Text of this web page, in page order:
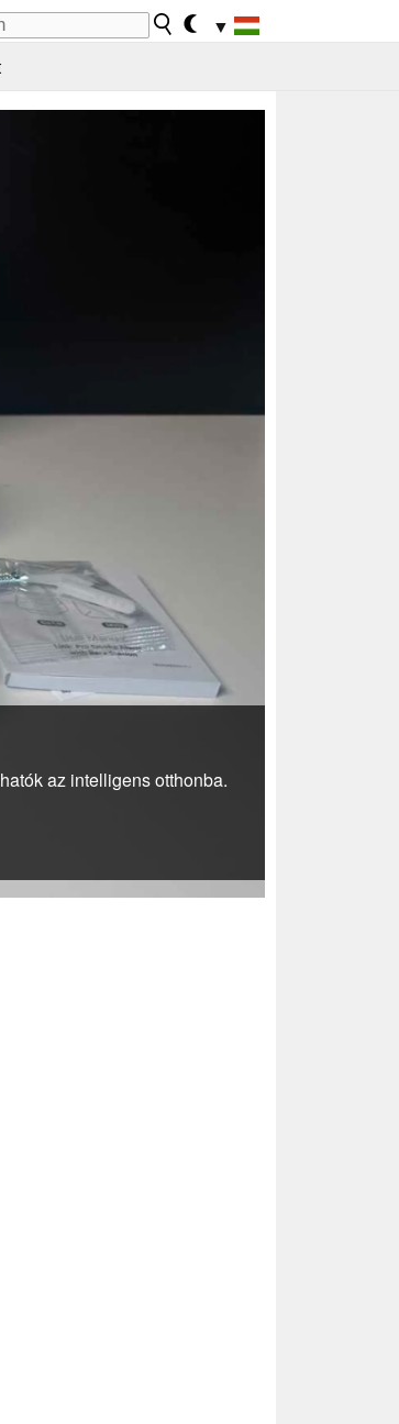
▼
az intelligens otthonba.